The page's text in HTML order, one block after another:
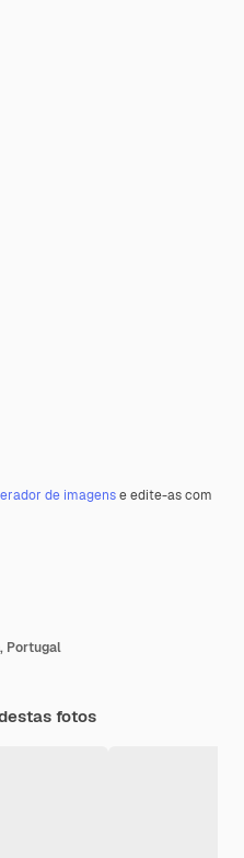
de imagense edite-as com
Portugal
fotos